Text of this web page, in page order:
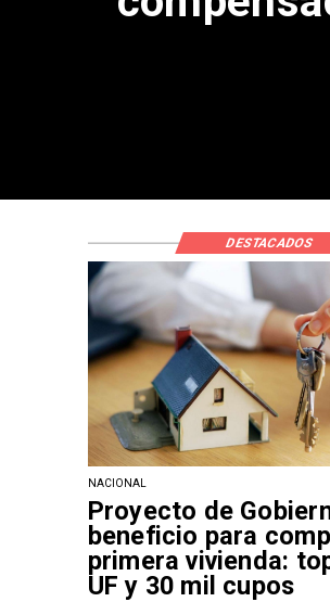
vivienda:
NACIONAL
Proyecto de
beneficio para
primera vivienda:
UF y 30 mil cupos
DESTACADOS